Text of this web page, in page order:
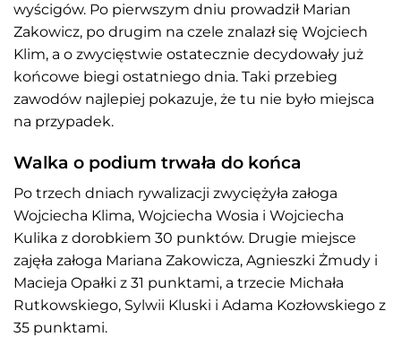
wyścigów. Po pierwszym dniu prowadził Marian
Zakowicz, po drugim na czele znalazł się Wojciech
Klim, a o zwycięstwie ostatecznie decydowały już
końcowe biegi ostatniego dnia. Taki przebieg
zawodów najlepiej pokazuje, że tu nie było miejsca
na przypadek.
Walka o podium trwała do końca
Po trzech dniach rywalizacji zwyciężyła załoga
Wojciecha Klima, Wojciecha Wosia i Wojciecha
Kulika z dorobkiem 30 punktów. Drugie miejsce
zajęła załoga Mariana Zakowicza, Agnieszki Żmudy i
Macieja Opałki z 31 punktami, a trzecie Michała
Rutkowskiego, Sylwii Kluski i Adama Kozłowskiego z
35 punktami.